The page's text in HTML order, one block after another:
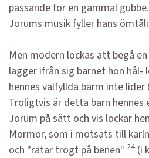
passande för en gammal
Jorums musik fyller hans
Men modern lockas att begå
lägger ifrån sig barnet hon
hennes välfyllda barm inte lider
Troligtvis är detta barn
Jorum på sätt och vis lockar
Mormor, som i motsats till
och "rätar trögt på benen" 24(i